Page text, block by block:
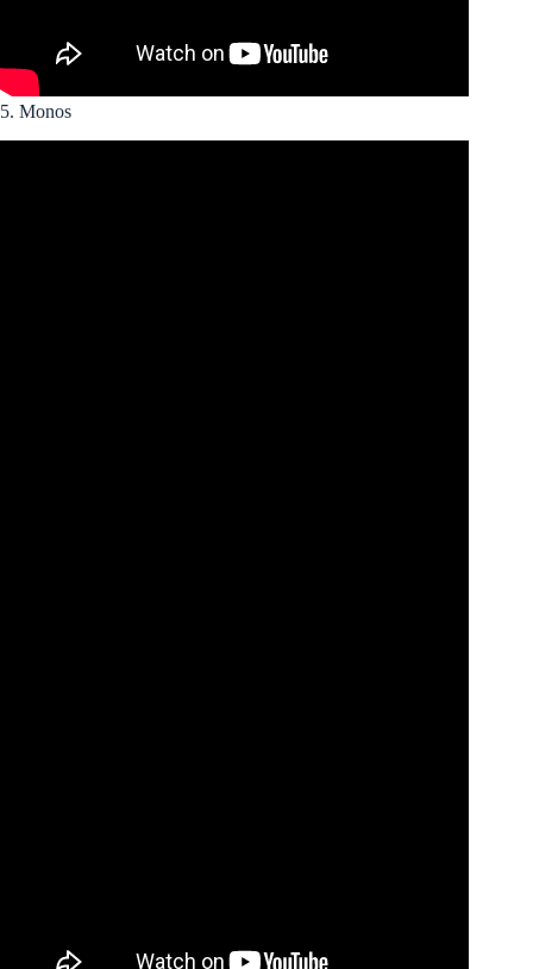
5. Monos